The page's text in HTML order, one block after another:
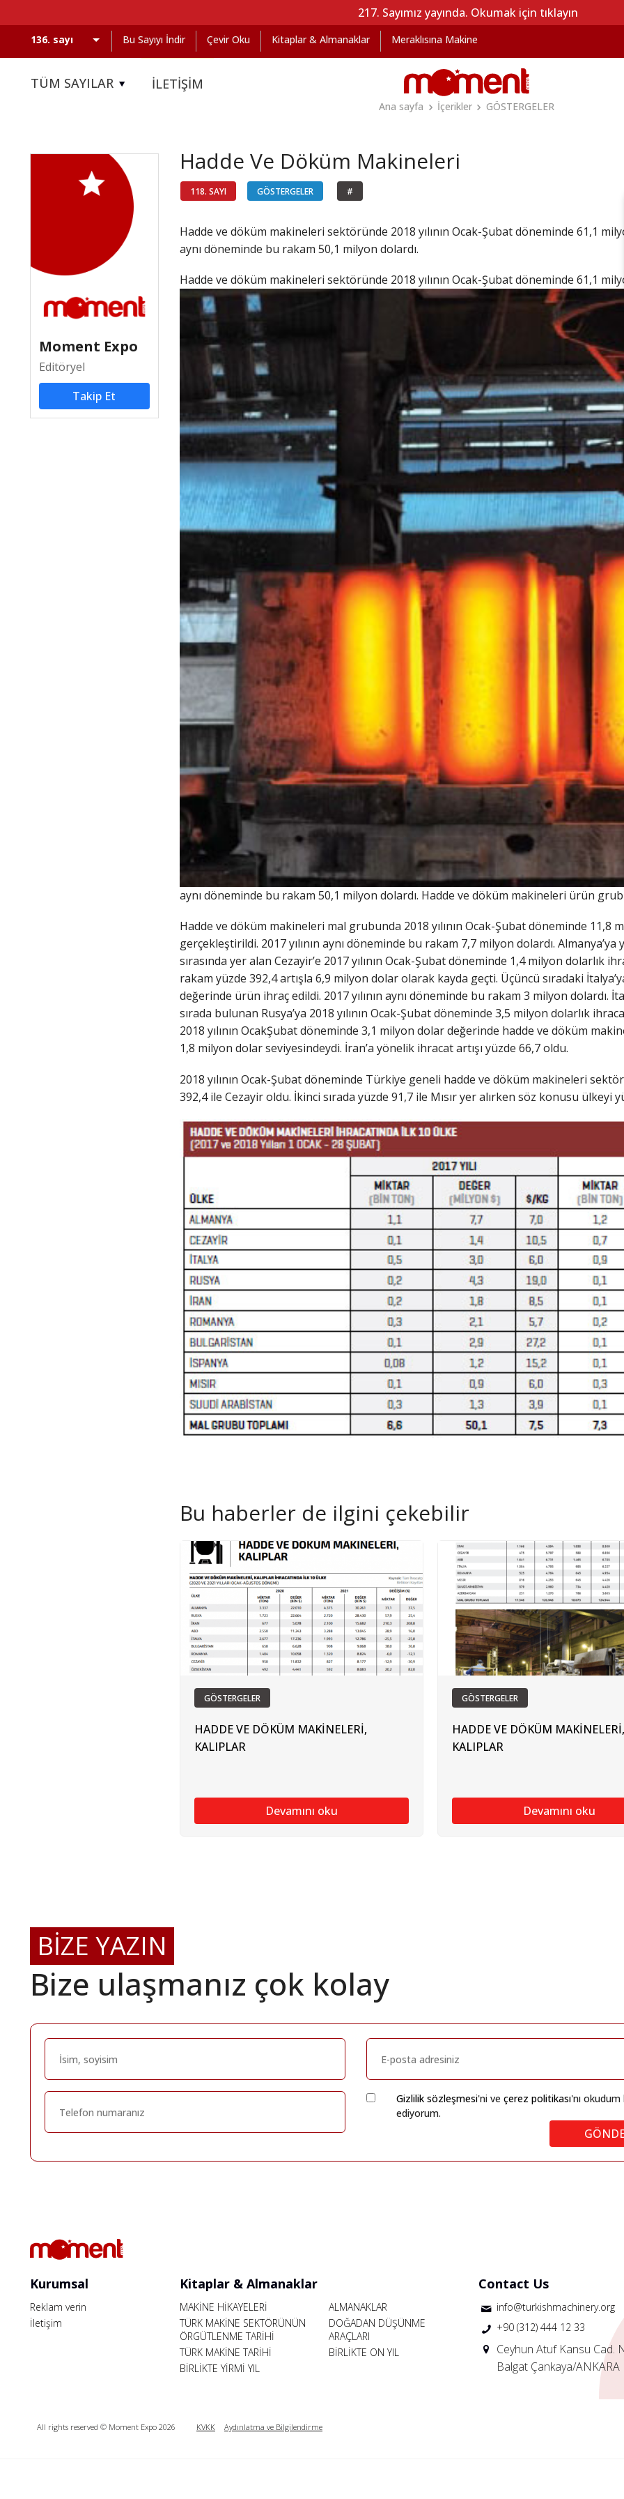
217. Sayımız yayında. Okumak için tıklayın
Bu Sayıyı İndir Çevir Oku Kitaplar & Almanaklar Meraklısına Makine
TÜM SAYILAR İLETİŞİM
Ana sayfa
İçerikler GÖSTERGELER
Moment Expo
Editöryel
Takip Et
Hadde Ve Döküm Makineleri
118. SAYI GÖSTERGELER #
Hadde ve döküm makineleri sektöründe 2018 yılının Ocak-Şubat döneminde 61,1
aynı döneminde bu rakam 50,1 milyon dolardı.
Hadde ve döküm makineleri sektöründe 2018 yılının Ocak-Şubat döneminde 61,1
aynı döneminde bu rakam 50,1 milyon dolardı. Hadde ve döküm makineleri ürün
Hadde ve döküm makineleri mal grubunda 2018 yılının Ocak-Şubat döneminde 11,8
gerçekleştirildi. 2017 yılının aynı döneminde bu rakam 7,7 milyon dolardı.
sırasında yer alan Cezayir’e 2017 yılının Ocak-Şubat döneminde 1,4 milyon dolarlık
rakam yüzde 392,4 artışla 6,9 milyon dolar olarak kayda geçti. Üçüncü sıradaki
değerinde ürün ihraç edildi. 2017 yılının aynı döneminde bu rakam 3 milyon dolardı.
sırada bulunan Rusya’ya 2018 yılının Ocak-Şubat döneminde 3,5 milyon dolarlık
2018 yılının OcakŞubat döneminde 3,1 milyon dolar değerinde hadde ve döküm
1,8 milyon dolar seviyesindeydi. İran’a yönelik ihracat artışı yüzde 66,7 oldu.
2018 yılının Ocak-Şubat döneminde Türkiye geneli hadde ve döküm makineleri
392,4 ile Cezayir oldu. İkinci sırada yüzde 91,7 ile Mısır yer alırken söz konusu ülkeyi
Bu haberler de ilgini çekebilir
GÖSTERGELER
HADDE VE DÖKÜM MAKİNELERİ,
KALIPLAR
Devamını oku
GÖSTERGELER
HADDE VE DÖKÜM MAKİNELERİ,
KALIPLAR
Devamını oku
BİZE YAZIN
Bize ulaşmanız çok kolay
Gizlilik sözleşmesi'ni ve çerez politikası'nı okudum
ediyorum.
Kurumsal
Reklam verin
İletişim
Kitaplar & Almanaklar
MAKİNE HİKAYELERİ
ALMANAKLAR
TÜRK MAKİNE SEKTÖRÜNÜN
ÖRGÜTLENME TARİHİ
DOĞADAN DÜŞÜNME
ARAÇLARI
TÜRK MAKİNE TARİHİ
BİRLİKTE ON YIL
BİRLİKTE YİRMİ YIL
Contact Us
info@turkishmachinery.org
+90 (312) 444 12 33
Ceyhun Atuf Kansu Cad.
Balgat Çankaya/ANKARA
All rights reserved © Moment Expo 2026 KVKK Aydınlatma ve Bilgilendirme